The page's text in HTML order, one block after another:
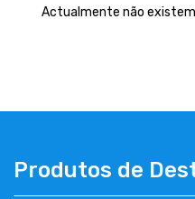
EMPRESA
Actualmente não
Produtos de